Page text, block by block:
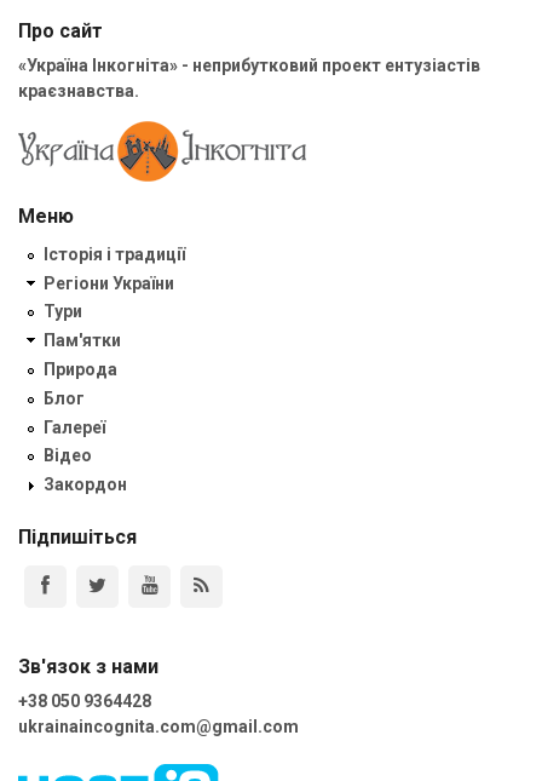
Про сайт
«Україна Інкогніта» - неприбутковий проект ентузіастів
краєзнавства.
Меню
Історія і традиції
Регіони України
Тури
Пам'ятки
Природа
Блог
Галереї
Відео
Закордон
Підпишіться
Зв'язок з нами
+38 050 9364428
ukrainaincognita.com@gmail.com